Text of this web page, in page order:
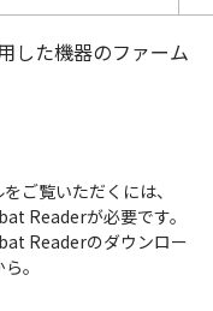
した機器のファーム
ご覧いただくには、
Readerが必要です。
Readerのダウンロー
。